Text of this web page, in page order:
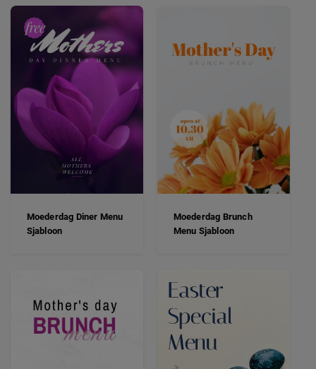
Moederdag Diner Menu
Sjabloon
Moederdag Brunch
Menu Sjabloon